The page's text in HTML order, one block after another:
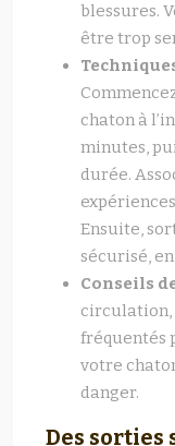
blessures.
être trop
chaton à
minutes,
durée.
Ensuite,
sécurisé,
Conseils
circulation,
fréquentés
votre
danger.
Des sorties